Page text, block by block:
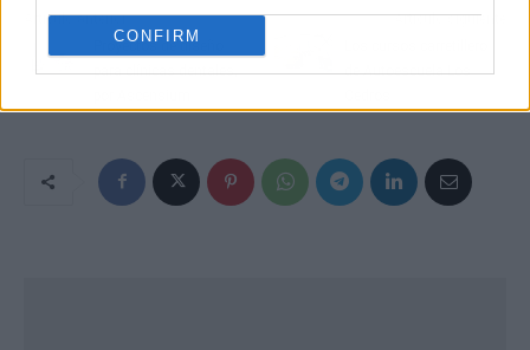
CONFIRM
Artículo anterior
Proyectos de diseño
para clínicas dentales,
Artículo siguiente
de Autoescuela Los